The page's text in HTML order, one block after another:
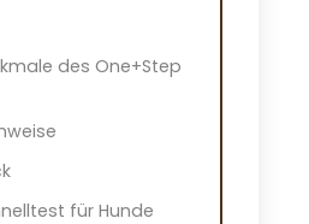
des One+Step
für Hunde